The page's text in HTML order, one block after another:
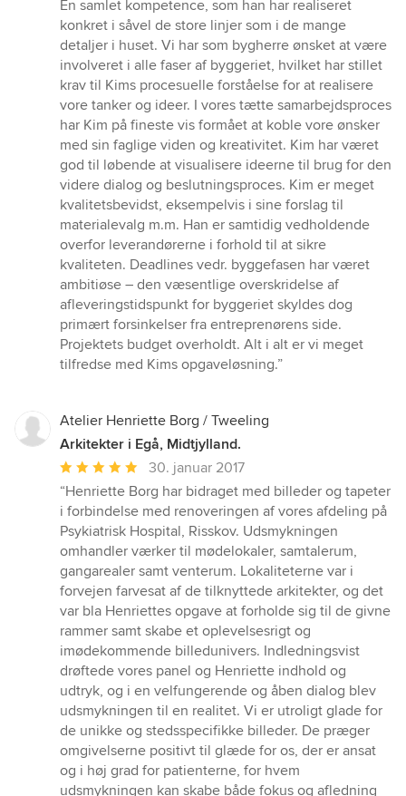
En samlet kompetence, som han har realiseret
konkret i såvel de store linjer som i de mange
detaljer i huset. Vi har som bygherre ønsket at være
involveret i alle faser af byggeriet, hvilket har stillet
krav til Kims procesuelle forståelse for at realisere
vore tanker og ideer. I vores tætte samarbejdsproces
har Kim på fineste vis formået at koble vore ønsker
med sin faglige viden og kreativitet. Kim har været
god til løbende at visualisere ideerne til brug for den
videre dialog og beslutningsproces. Kim er meget
kvalitetsbevidst, eksempelvis i sine forslag til
materialevalg m.m. Han er samtidig vedholdende
overfor leverandørerne i forhold til at sikre
kvaliteten. Deadlines vedr. byggefasen har været
ambitiøse – den væsentlige overskridelse af
afleveringstidspunkt for byggeriet skyldes dog
primært forsinkelser fra entreprenørens side.
Projektets budget overholdt. Alt i alt er vi meget
tilfredse med Kims opgaveløsning.”
Atelier Henriette Borg / Tweeling
Arkitekter i Egå, Midtjylland.
Gennemsnitlig
bedømmelse:
5
ud
af
5
stjerner
30. januar 2017
“Henriette Borg har bidraget med billeder og tapeter
i forbindelse med renoveringen af vores afdeling på
Psykiatrisk Hospital, Risskov. Udsmykningen
omhandler værker til mødelokaler, samtalerum,
gangarealer samt venterum. Lokaliteterne var i
forvejen farvesat af de tilknyttede arkitekter, og det
var bla Henriettes opgave at forholde sig til de givne
rammer samt skabe et oplevelsesrigt og
imødekommende billedunivers. Indledningsvist
drøftede vores panel og Henriette indhold og
udtryk, og i en velfungerende og åben dialog blev
udsmykningen til en realitet. Vi er utroligt glade for
de unikke og stedsspecifikke billeder. De præger
omgivelserne positivt til glæde for os, der er ansat
og i høj grad for patienterne, for hvem
udsmykningen kan skabe både fokus og afledning